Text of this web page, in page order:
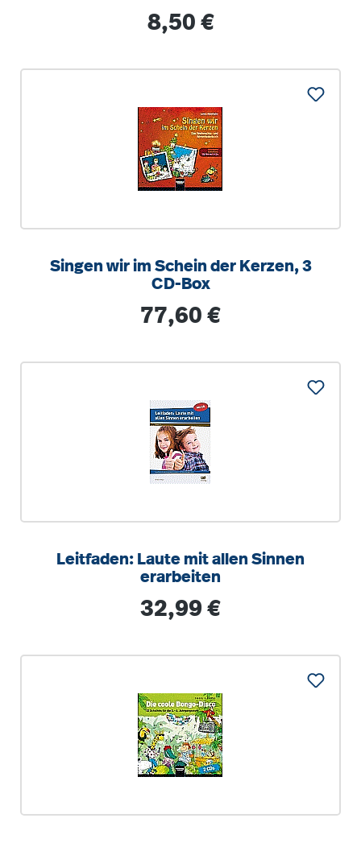
Regulärer Preis:
8,50 €
Singen wir im Schein der Kerzen, 3
CD-Box
Regulärer Preis:
77,60 €
Leitfaden: Laute mit allen Sinnen
erarbeiten
Regulärer Preis:
32,99 €